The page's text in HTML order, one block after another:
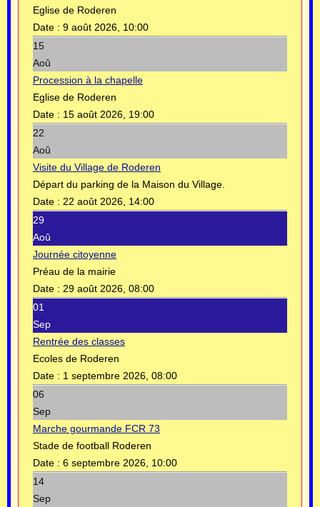
Eglise de Roderen
Date : 9 août 2026, 10:00
15
Aoû
Procession à la chapelle
Eglise de Roderen
Date : 15 août 2026, 19:00
22
Aoû
Visite du Village de Roderen
Départ du parking de la Maison du Village.
Date : 22 août 2026, 14:00
29
Aoû
Journée citoyenne
Préau de la mairie
Date : 29 août 2026, 08:00
01
Sep
Rentrée des classes
Ecoles de Roderen
Date : 1 septembre 2026, 08:00
06
Sep
Marche gourmande FCR 73
Stade de football Roderen
Date : 6 septembre 2026, 10:00
14
Sep